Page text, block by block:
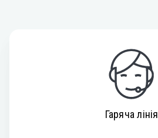
Гаряча лінія